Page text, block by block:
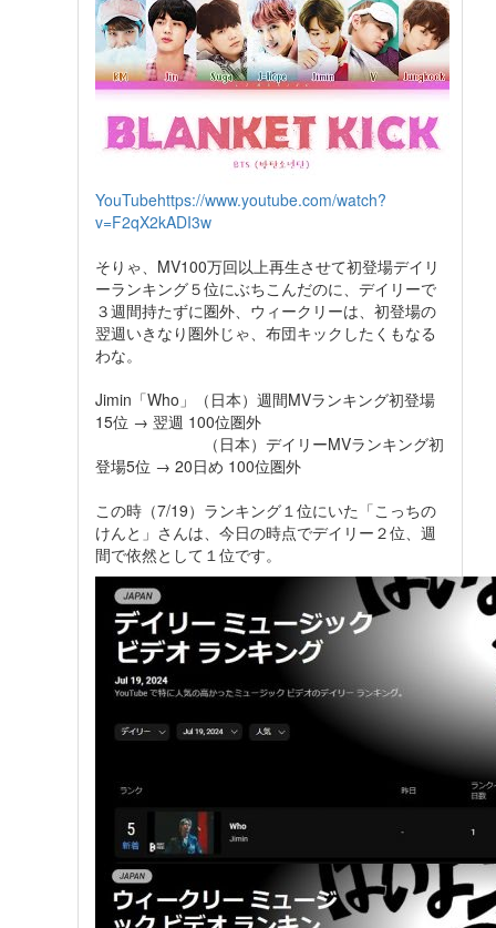
YouTubehttps://www.youtube.com/watch?
v=F2qX2kADI3w
そりゃ、MV100万回以上再生させて初登場デイリ
ーランキング５位にぶちこんだのに、デイリーで
３週間持たずに圏外、ウィークリーは、初登場の
翌週いきなり圏外じゃ、布団キックしたくもなる
わな。
Jimin「Who」（日本）週間MVランキング初登場
15位 → 翌週 100位圏外
（日本）デイリーMVランキング初
登場5位 → 20日め 100位圏外
この時（7/19）ランキング１位にいた「こっちの
けんと」さんは、今日の時点でデイリー２位、週
間で依然として１位です。